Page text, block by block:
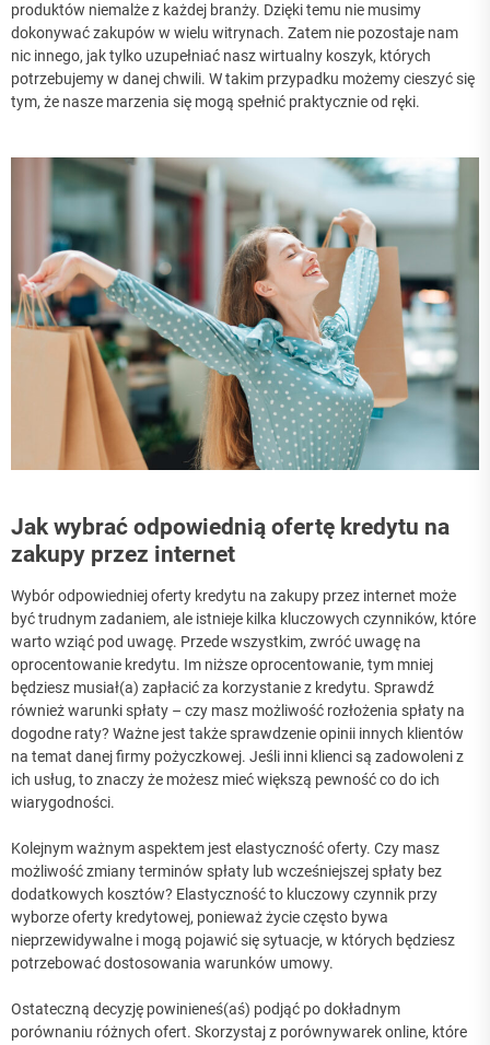
produktów niemalże z każdej branży. Dzięki temu nie musimy
dokonywać zakupów w wielu witrynach. Zatem nie pozostaje nam
nic innego, jak tylko uzupełniać nasz wirtualny koszyk, których
potrzebujemy w danej chwili. W takim przypadku możemy cieszyć się
tym, że nasze marzenia się mogą spełnić praktycznie od ręki.
Jak wybrać odpowiednią ofertę kredytu na
zakupy przez internet
Wybór odpowiedniej oferty kredytu na zakupy przez internet może
być trudnym zadaniem, ale istnieje kilka kluczowych czynników, które
warto wziąć pod uwagę. Przede wszystkim, zwróć uwagę na
oprocentowanie kredytu. Im niższe oprocentowanie, tym mniej
będziesz musiał(a) zapłacić za korzystanie z kredytu. Sprawdź
również warunki spłaty – czy masz możliwość rozłożenia spłaty na
dogodne raty? Ważne jest także sprawdzenie opinii innych klientów
na temat danej firmy pożyczkowej. Jeśli inni klienci są zadowoleni z
ich usług, to znaczy że możesz mieć większą pewność co do ich
wiarygodności.
Kolejnym ważnym aspektem jest elastyczność oferty. Czy masz
możliwość zmiany terminów spłaty lub wcześniejszej spłaty bez
dodatkowych kosztów? Elastyczność to kluczowy czynnik przy
wyborze oferty kredytowej, ponieważ życie często bywa
nieprzewidywalne i mogą pojawić się sytuacje, w których będziesz
potrzebować dostosowania warunków umowy.
Ostateczną decyzję powinieneś(aś) podjąć po dokładnym
porównaniu różnych ofert. Skorzystaj z porównywarek online, które